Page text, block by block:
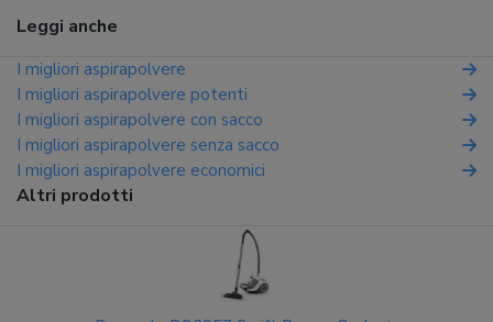
Leggi anche
I migliori aspirapolvere
I migliori aspirapolvere potenti
I migliori aspirapolvere con sacco
I migliori aspirapolvere senza sacco
I migliori aspirapolvere economici
Altri prodotti